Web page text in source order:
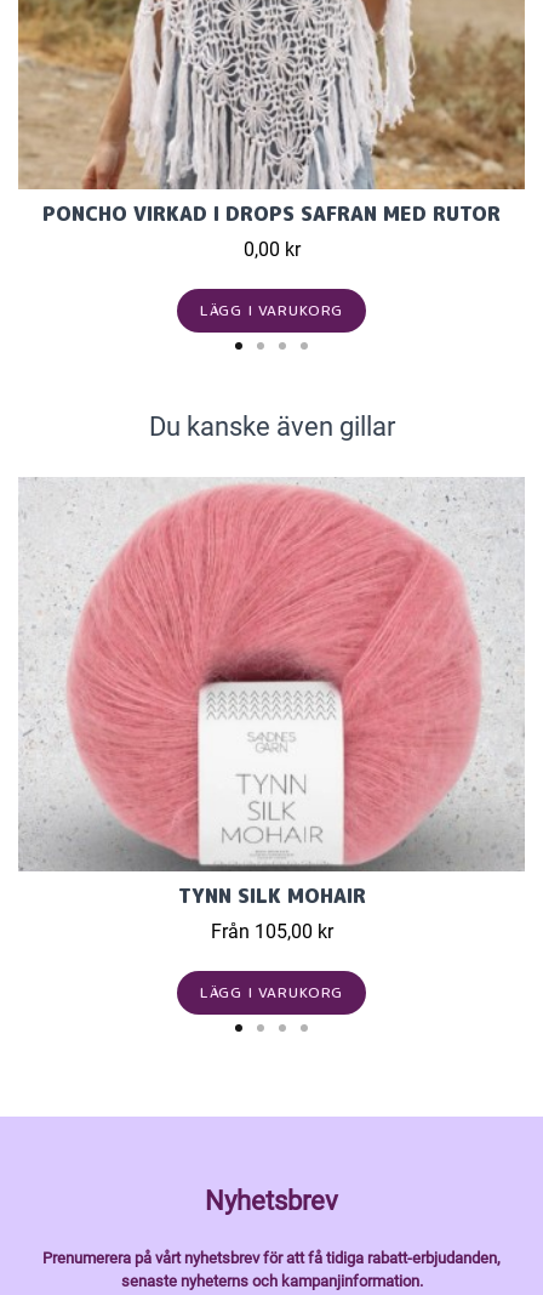
PONCHO VIRKAD I DROPS SAFRAN MED RUTOR
0,00 kr
LÄGG I VARUKORG
Du kanske även gillar
TYNN SILK MOHAIR
Från 105,00 kr
LÄGG I VARUKORG
Nyhetsbrev
Prenumerera på vårt nyhetsbrev för att få tidiga rabatt-erbjudanden,
senaste nyheterns och kampanjinformation.